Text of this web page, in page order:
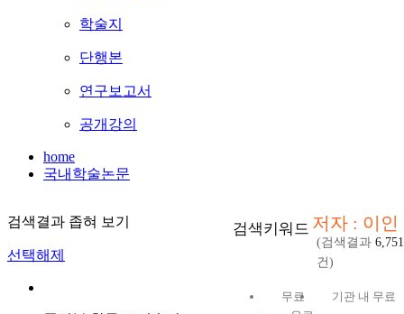
학술지
단행본
연구보고서
공개강의
home
국내학술논문
검색결과 좁혀 보기
선택해제
검색키워드 저자 : 이인
(검색결과 6,751
건)
무료
기관 내 무료